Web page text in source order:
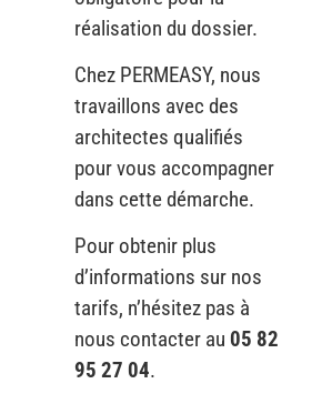
Chez PERMEASY, nous
architectes qualifiés
pour vous accompagner
dans cette démarche.
Pour obtenir plus
tarifs, n’hésitez pas à
nous contacter au 05 82
95 27 04.